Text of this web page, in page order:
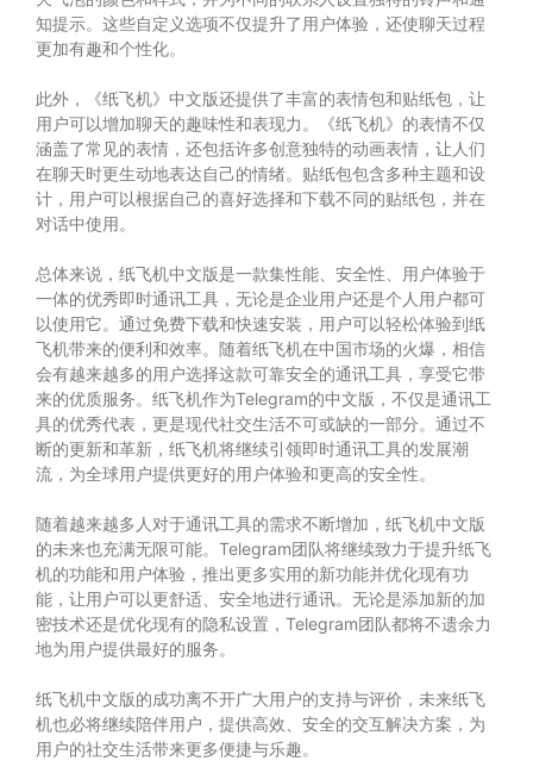
知提示。这些自定义选项不仅提升了用户体验，还使聊天过程
更加有趣和个性化。
此外，《纸飞机》中文版还提供了丰富的表情包和贴纸包，让
用户可以增加聊天的趣味性和表现力。《纸飞机》的表情不仅
涵盖了常见的表情，还包括许多创意独特的动画表情，让人们
在聊天时更生动地表达自己的情绪。贴纸包包含多种主题和设
计，用户可以根据自己的喜好选择和下载不同的贴纸包，并在
对话中使用。
总体来说，纸飞机中文版是一款集性能、安全性、用户体验于
一体的优秀即时通讯工具，无论是企业用户还是个人用户都可
以使用它。通过免费下载和快速安装，用户可以轻松体验到纸
飞机带来的便利和效率。随着纸飞机在中国市场的火爆，相信
会有越来越多的用户选择这款可靠安全的通讯工具，享受它带
来的优质服务。纸飞机作为Telegram的中文版，不仅是通讯工
具的优秀代表，更是现代社交生活不可或缺的一部分。通过不
断的更新和革新，纸飞机将继续引领即时通讯工具的发展潮
流，为全球用户提供更好的用户体验和更高的安全性。
随着越来越多人对于通讯工具的需求不断增加，纸飞机中文版
的未来也充满无限可能。Telegram团队将继续致力于提升纸飞
机的功能和用户体验，推出更多实用的新功能并优化现有功
能，让用户可以更舒适、安全地进行通讯。无论是添加新的加
密技术还是优化现有的隐私设置，Telegram团队都将不遗余力
地为用户提供最好的服务。
纸飞机中文版的成功离不开广大用户的支持与评价，未来纸飞
机也必将继续陪伴用户，提供高效、安全的交互解决方案，为
用户的社交生活带来更多便捷与乐趣。